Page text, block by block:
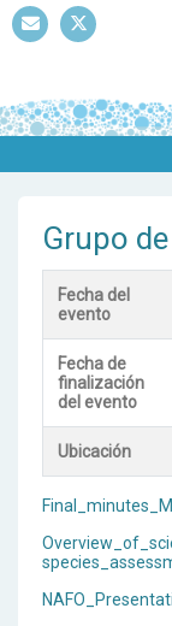
Grupo
Fecha del
evento
Fecha de
finalización
del evento
Ubicación